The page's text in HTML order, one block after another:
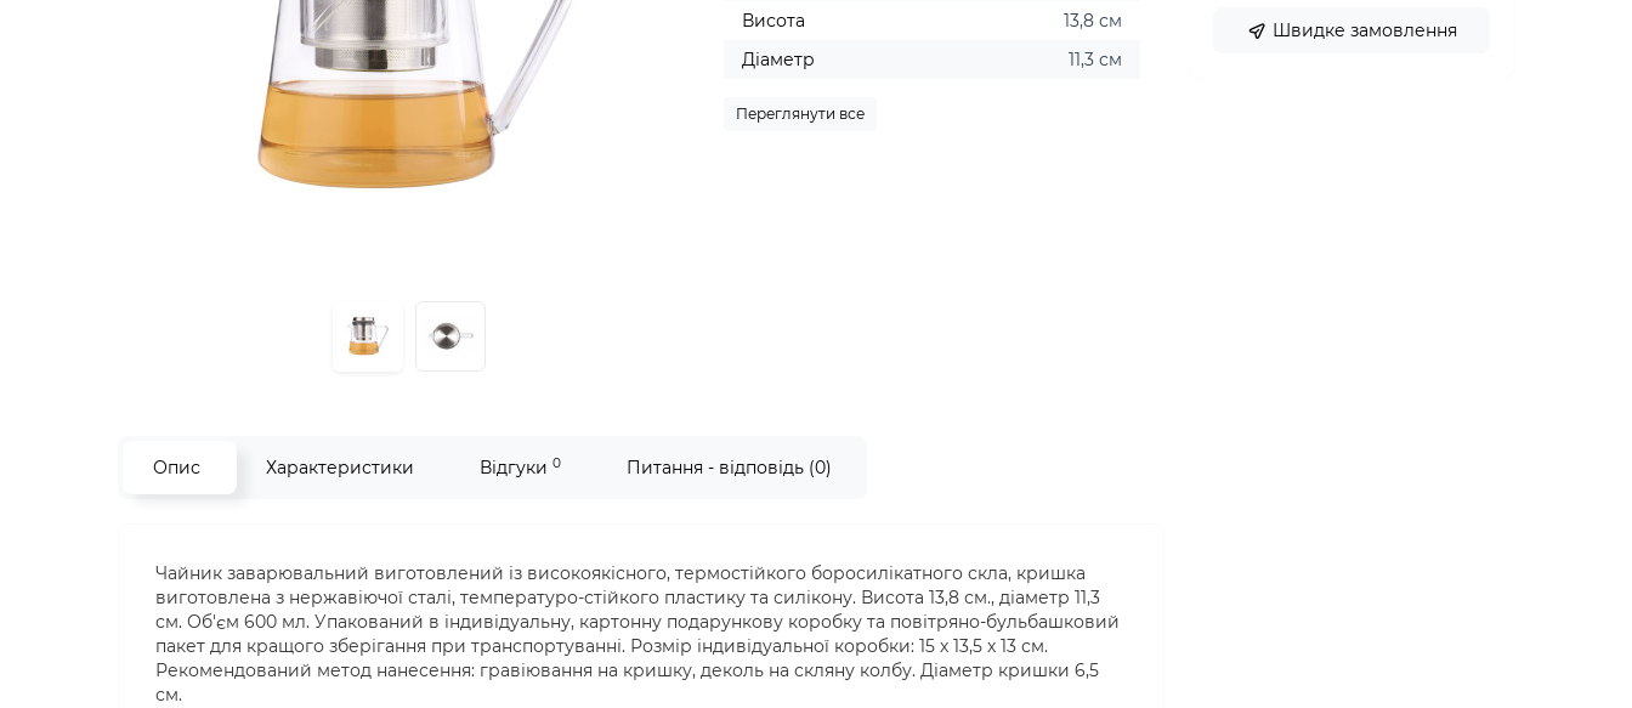
Висота
13,8 см
Діаметр
11,3 см
Переглянути все
Швидке замовлення
Опис Характеристики Відгуки 0 Питання - відповідь (0)
Чайник заварювальний виготовлений із високоякісного, термостійкого боросилікатного скла, кришка
виготовлена з нержавіючої сталі, температуро-стійкого пластику та силікону. Висота 13,8 см., діаметр 11,3
см. Об'єм 600 мл. Упакований в індивідуальну, картонну подарункову коробку та повітряно-бульбашковий
пакет для кращого зберігання при транспортуванні. Розмір індивідуальної коробки: 15 х 13,5 х 13 см.
Рекомендований метод нанесення: гравіювання на кришку, деколь на скляну колбу. Діаметр кришки 6,5
см.